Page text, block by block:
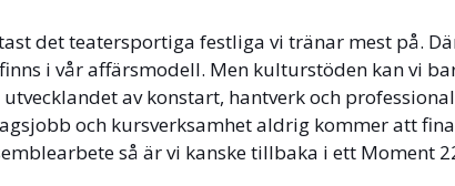
det teatersportiga festliga vi tränar mest på.
i vår affärsmodell. Men kulturstöden kan vi
av konstart, hantverk och
och kursverksamhet aldrig kommer att
så är vi kanske tillbaka i ett Moment